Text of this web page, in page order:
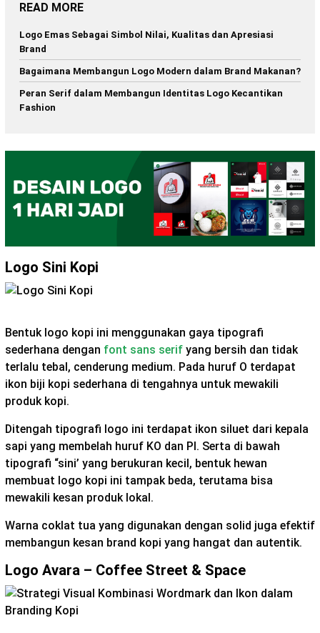
READ MORE
Logo Emas Sebagai Simbol Nilai, Kualitas dan Apresiasi
Brand
Bagaimana Membangun Logo Modern dalam Brand Makanan?
Peran Serif dalam Membangun Identitas Logo Kecantikan
Fashion
Logo Sini Kopi
Bentuk logo kopi ini menggunakan gaya tipografi
sederhana dengan font sans serif yang bersih dan tidak
terlalu tebal, cenderung medium. Pada huruf O terdapat
ikon biji kopi sederhana di tengahnya untuk mewakili
produk kopi.
Ditengah tipografi logo ini terdapat ikon siluet dari kepala
sapi yang membelah huruf KO dan PI. Serta di bawah
tipografi “sini’ yang berukuran kecil, bentuk hewan
membuat logo kopi ini tampak beda, terutama bisa
mewakili kesan produk lokal.
Warna coklat tua yang digunakan dengan solid juga efektif
membangun kesan brand kopi yang hangat dan autentik.
Logo Avara – Coffee Street & Space